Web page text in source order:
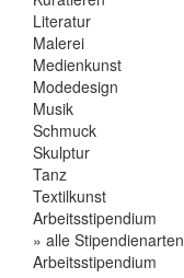
Literatur
Malerei
Medienkunst
Modedesign
Musik
Schmuck
Skulptur
Tanz
Textilkunst
Arbeitsstipendium
» alle Stipendienarten
Arbeitsstipendium